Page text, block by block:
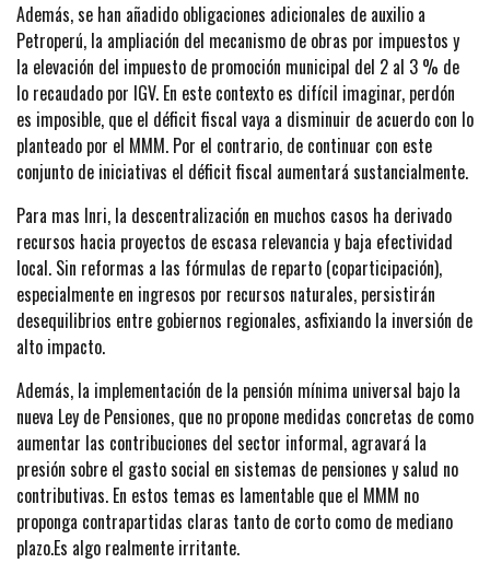
Además, se han añadido obligaciones adicionales de auxilio a
Petroperú, la ampliación del mecanismo de obras por impuestos y
la elevación del impuesto de promoción municipal del 2 al 3 % de
lo recaudado por IGV. En este contexto es difícil imaginar, perdón
es imposible, que el déficit fiscal vaya a disminuir de acuerdo con lo
planteado por el MMM. Por el contrario, de continuar con este
conjunto de iniciativas el déficit fiscal aumentará sustancialmente.
Para mas Inri, la descentralización en muchos casos ha derivado
recursos hacia proyectos de escasa relevancia y baja efectividad
local. Sin reformas a las fórmulas de reparto (coparticipación),
especialmente en ingresos por recursos naturales, persistirán
desequilibrios entre gobiernos regionales, asfixiando la inversión de
alto impacto.
Además, la implementación de la pensión mínima universal bajo la
nueva Ley de Pensiones, que no propone medidas concretas de como
aumentar las contribuciones del sector informal, agravará la
presión sobre el gasto social en sistemas de pensiones y salud no
contributivas. En estos temas es lamentable que el MMM no
proponga contrapartidas claras tanto de corto como de mediano
plazo.Es algo realmente irritante.